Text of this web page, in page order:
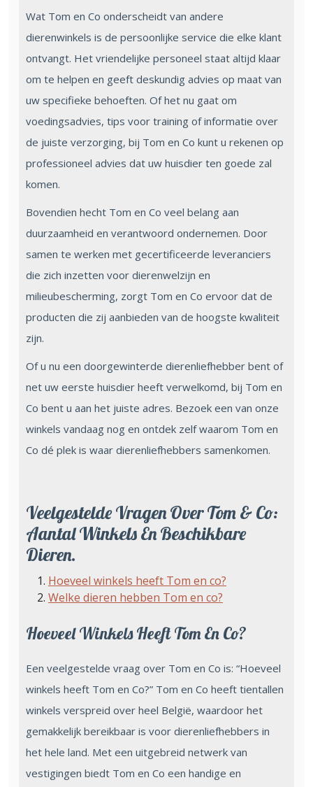
Wat Tom en Co onderscheidt van andere
dierenwinkels is de persoonlijke service die elke klant
ontvangt. Het vriendelijke personeel staat altijd klaar
om te helpen en geeft deskundig advies op maat van
uw specifieke behoeften. Of het nu gaat om
voedingsadvies, tips voor training of informatie over
de juiste verzorging, bij Tom en Co kunt u rekenen op
professioneel advies dat uw huisdier ten goede zal
komen.
Bovendien hecht Tom en Co veel belang aan
duurzaamheid en verantwoord ondernemen. Door
samen te werken met gecertificeerde leveranciers
die zich inzetten voor dierenwelzijn en
milieubescherming, zorgt Tom en Co ervoor dat de
producten die zij aanbieden van de hoogste kwaliteit
zijn.
Of u nu een doorgewinterde dierenliefhebber bent of
net uw eerste huisdier heeft verwelkomd, bij Tom en
Co bent u aan het juiste adres. Bezoek een van onze
winkels vandaag nog en ontdek zelf waarom Tom en
Co dé plek is waar dierenliefhebbers samenkomen.
Veelgestelde Vragen Over Tom & Co:
Aantal Winkels En Beschikbare
Dieren.
Hoeveel winkels heeft Tom en co?
Welke dieren hebben Tom en co?
Hoeveel Winkels Heeft Tom En Co?
Een veelgestelde vraag over Tom en Co is: “Hoeveel
winkels heeft Tom en Co?” Tom en Co heeft tientallen
winkels verspreid over heel België, waardoor het
gemakkelijk bereikbaar is voor dierenliefhebbers in
het hele land. Met een uitgebreid netwerk van
vestigingen biedt Tom en Co een handige en